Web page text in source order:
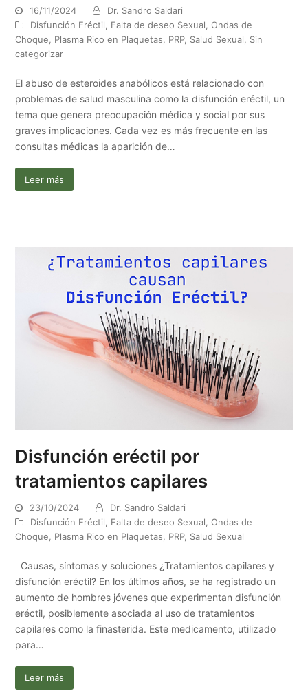
16/11/2024
Dr. Sandro Saldari
Disfunción Eréctil
Falta de deseo Sexual ,Ondas de
Choque
Plasma Rico en Plaquetas PRP, Salud Sexual
Sin
categorizar
El abuso de esteroides anabólicos está relacionado con
problemas de salud masculina como la disfunción eréctil, un
tema que genera preocupación médica y social por sus
graves implicaciones. Cada vez es más frecuente en las
consultas médicas la aparición de…
Leer más
Disfunción eréctil por
tratamientos capilares
23/10/2024
Dr. Sandro Saldari
Disfunción Eréctil
Falta de deseo Sexual ,Ondas de
Choque
Plasma Rico en Plaquetas PRP, Salud Sexual
Causas, síntomas y soluciones ¿Tratamientos capilares y
disfunción eréctil? En los últimos años, se ha registrado un
aumento de hombres jóvenes que experimentan disfunción
eréctil, posiblemente asociada al uso de tratamientos
capilares como la finasterida. Este medicamento, utilizado
para…
Leer más